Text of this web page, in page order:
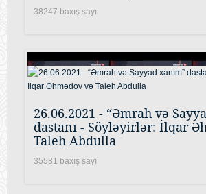
38247 baxış sayı
26.06.2021 - “Əmrah və
dastanı - Söyləyirlər: İlqar
Taleh Abdulla
35581 baxış sayı